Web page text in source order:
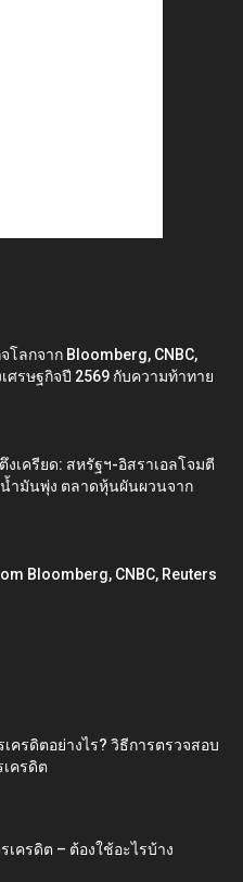
โลกจาก Bloomberg, CNBC,
ศรษฐกิจปี 2569 กับความท้าทาย
เครียด: สหรัฐฯ-อิสราเอลโจมตี
ำมันพุ่ง ตลาดหุ้นผันผวนจาก
Bloomberg, CNBC, Reuters
ครดิตอย่างไร? วิธีการตรวจสอบ
ครดิต
เครดิต – ต้องใช้อะไรบ้าง